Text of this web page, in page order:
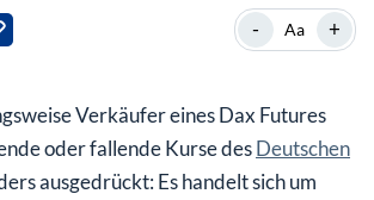
für Funktionsweise
des Dax Futures
- Aa +
Verkäufer eines Dax Futures
oder fallende Kurse desDeutschen
ausgedrückt: Es handelt sich um